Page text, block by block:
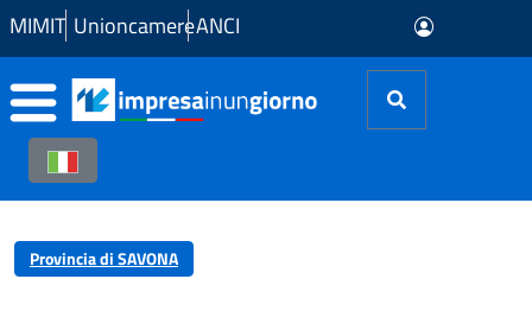
Skip to Main Content
MIMIT UnioncamereANCI
Provincia di SAVONA